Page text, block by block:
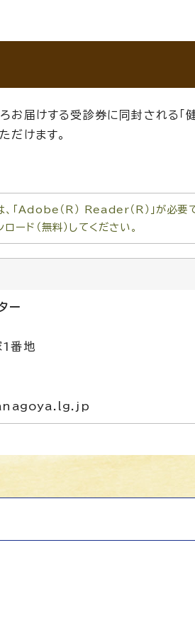
届けする受診券に同封される「
だけます。
「Adobe（R） Reader（R）」が必要
ード（無料）してください。
ー
1番地